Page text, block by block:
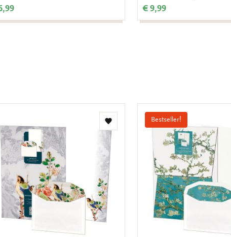
€ 9,99
Toevoegen
aan
verlanglijst
Bestseller!